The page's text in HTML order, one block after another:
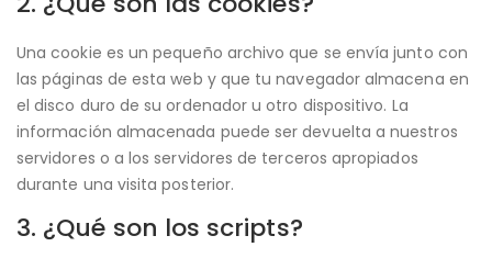
Una cookie es un pequeño archivo que se envía junto con
las páginas de esta web y que tu navegador almacena en
el disco duro de su ordenador u otro dispositivo. La
información almacenada puede ser devuelta a nuestros
servidores o a los servidores de terceros apropiados
durante una visita posterior.
3. ¿Qué son los scripts?